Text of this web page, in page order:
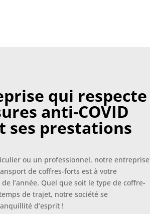
qui respecte
anti-COVID
ses prestations
ou un professionnel, notre entreprise
de coffres-forts est à votre
l’année. Quel que soit le type de coffre-
de trajet, notre société se
d’esprit !